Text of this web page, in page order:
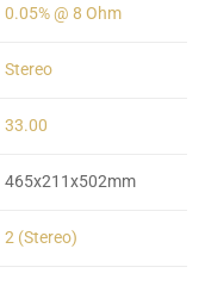
0.05% @ 8 Ohm
Stereo
33.00
465x211x502mm
2 (Stereo)